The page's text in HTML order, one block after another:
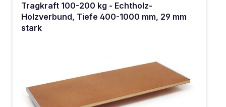
Tragkraft 100-200 kg - Echtholz-
Holzverbund, Tiefe 400-1000 mm, 29 mm
stark